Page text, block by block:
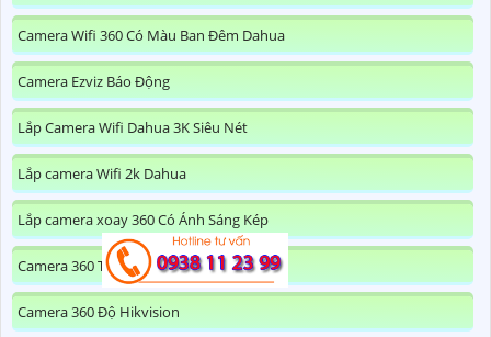
Camera Wifi 360 Có Màu Ban Đêm Dahua
Camera Ezviz Báo Động
Lắp Camera Wifi Dahua 3K Siêu Nét
Lắp camera Wifi 2k Dahua
Lắp camera xoay 360 Có Ánh Sáng Kép
Camera 360 Trong Nhà Hikvision
Camera 360 Độ Hikvision